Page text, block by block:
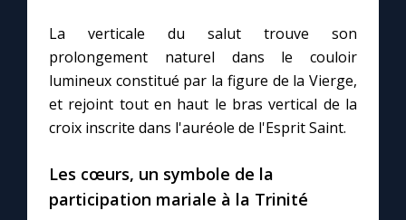
La verticale du salut trouve son
prolongement naturel dans le couloir
lumineux constitué par la figure de la Vierge,
et rejoint tout en haut le bras vertical de la
croix inscrite dans l'auréole de l'Esprit Saint.
Les cœurs, un symbole de la
participation mariale à la Trinité